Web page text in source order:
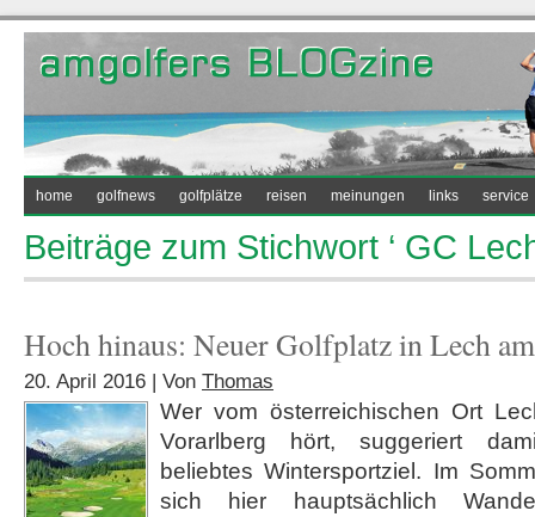
home golfnews golfplätze reisen meinungen links service
Beiträge zum Stichwort ‘ GC
Hoch hinaus: Neuer Golfplatz in Lech
20. April 2016 | Von Thomas
Wer vom österreichischen Ort
Vorarlberg hört, suggeriert
beliebtes Wintersportziel. Im
sich hier hauptsächlich